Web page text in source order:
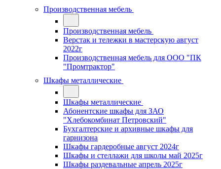
Производственная мебель
Производственная мебель
Верстак и тележки в мастерскую август
2022г
Производственная мебель для ООО "ПК
"Промтрактор"
Шкафы металлические
Шкафы металлические
Абонентские шкафы для ЗАО
"Хлебокомбинат Петровский"
Бухгалтерские и архивные шкафы для
гарнизона
Шкафы гардеробные август 2024г
Шкафы и стеллажи для школы май 2025г
Шкафы раздевальные апрель 2025г